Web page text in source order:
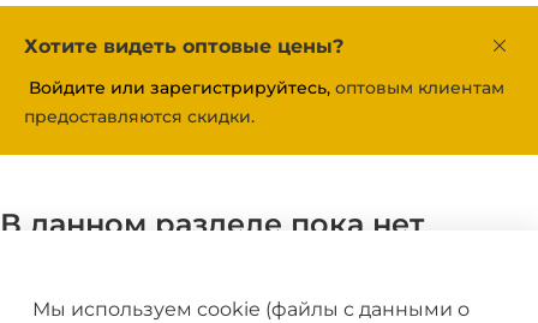
Хотите видеть оптовые цены?
Войдите или зарегистрируйтесь, оптовым клиентам
предоставляются скидки.
В данном разделе пока нет
Мы используем cookie (файлы с данными о